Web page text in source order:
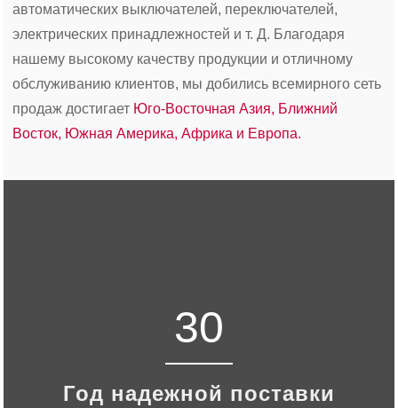
автоматических выключателей, переключателей,
электрических принадлежностей и т. Д. Благодаря
нашему высокому качеству продукции и отличному
обслуживанию клиентов, мы добились всемирного сеть
продаж достигает Юго-Восточная Азия, Ближний
Восток, Южная Америка, Африка и Европа.
30
Год надежной поставки